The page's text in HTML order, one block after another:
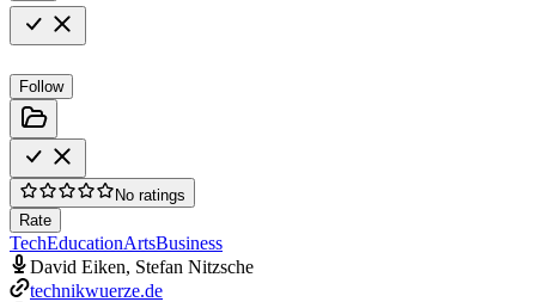
Follow
No ratings
Rate
TechEducationArtsBusiness
David Eiken, Stefan Nitzsche
technikwuerze.de